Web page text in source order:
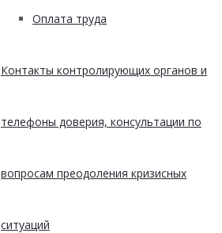
Оплата труда
Контакты контролирующих органов и
телефоны доверия, консультации по
вопросам преодоления кризисных
ситуаций